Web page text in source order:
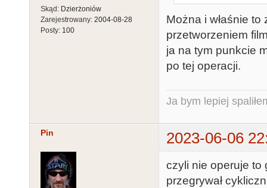
Skąd: Dzierżoniów
Zarejestrowany: 2004-08-28
Posty: 100
Można i właśnie
przetworzeniem
ja na tym punkcie
po tej operacji.
Ja bym lepiej
Pin 2023-06-06
czyli nie operuje to
przegrywał